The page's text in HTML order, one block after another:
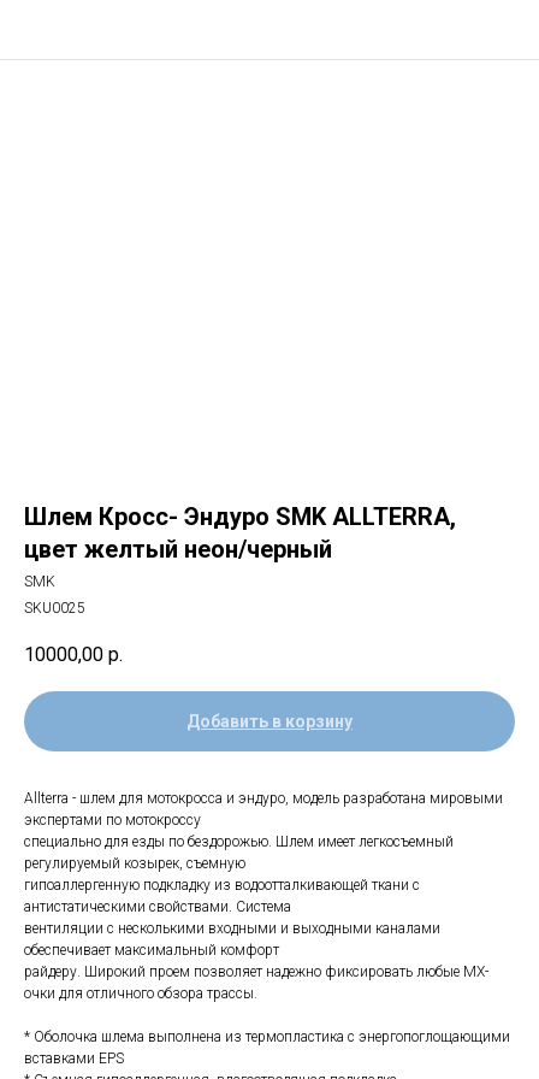
Шлем Кросс- Эндуро SMK ALLTERRA,
цвет желтый неон/черный
SMK
SKU0025
10000,00 р.
Добавить в корзину
Allterra - шлем для мотокросса и эндуро, модель разработана мировыми
экспертами по мотокроссу
специально для езды по бездорожью. Шлем имеет легкосъемный
регулируемый козырек, съемную
гипоаллергенную подкладку из водоотталкивающей ткани с
антистатическими свойствами. Система
вентиляции с несколькими входными и выходными каналами
обеспечивает максимальный комфорт
райдеру. Широкий проем позволяет надежно фиксировать любые MX-
очки для отличного обзора трассы.
* Оболочка шлема выполнена из термопластика с энергопоглощающими
вставками EPS